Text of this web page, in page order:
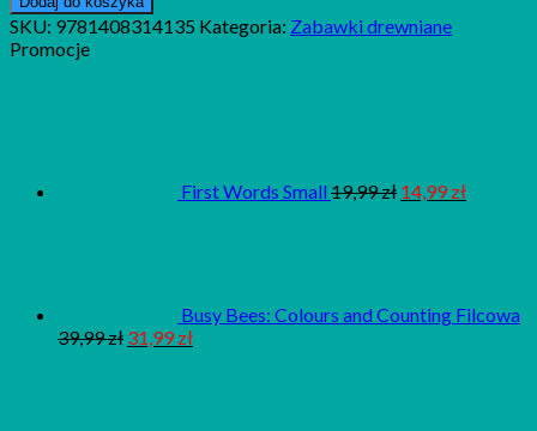
SKU: 9781408314135 Kategoria: Zabawki drewniane
Promocje
First Words Small19,99zł 14,99zł
Busy Bees: Colours and Counting Filcowa
39,99zł 31,99zł